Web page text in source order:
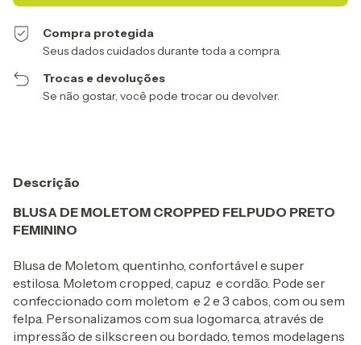
Compra protegida
Seus dados cuidados durante toda a compra.
Trocas e devoluções
Se não gostar, você pode trocar ou devolver.
Descrição
BLUSA DE MOLETOM CROPPED FELPUDO PRETO
FEMININO
Blusa de Moletom, quentinho, confortável e super
estilosa. Moletom cropped, capuz e cordão. Pode ser
confeccionado com moletom e 2 e 3 cabos, com ou sem
felpa. Personalizamos com sua logomarca, através de
impressão de silkscreen ou bordado, temos modelagens